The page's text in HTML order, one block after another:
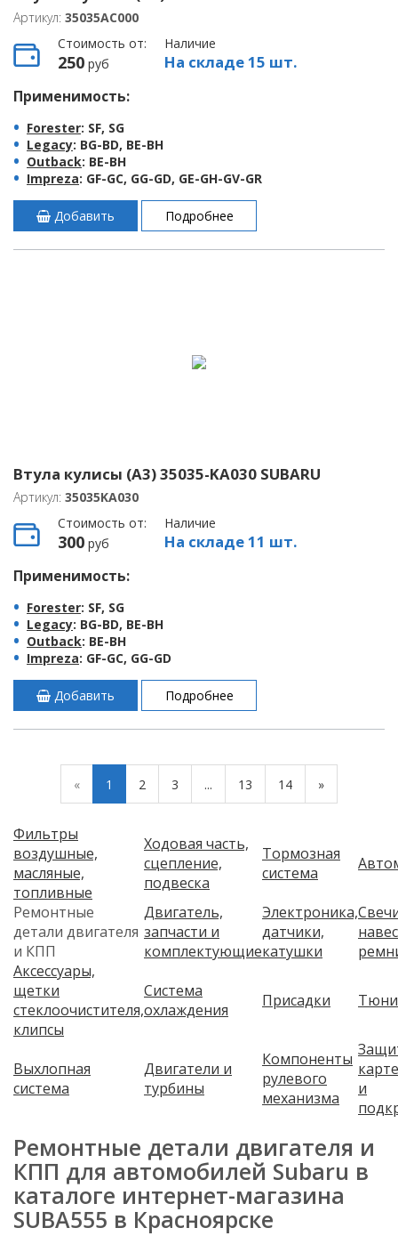
Артикул: 35035AC000
Стоимость от:
250 руб
Наличие
На складе 15 шт.
Применимость:
Forester: SF, SG
Legacy: BG-BD, BE-BH
Outback: BE-BH
Impreza: GF-GC, GG-GD, GE-GH-GV-GR
Добавить Подробнее
Втула кулисы (A3) 35035-KA030 SUBARU
Артикул: 35035KA030
Стоимость от:
300 руб
Наличие
На складе 11 шт.
Применимость:
Forester: SF, SG
Legacy: BG-BD, BE-BH
Outback: BE-BH
Impreza: GF-GC, GG-GD
Добавить Подробнее
« 1 2 3 ... 13 14 »
Фильтры
воздушные,
масляные,
топливные
Ходовая часть,
сцепление,
подвеска
Тормозная
система
Ремонтные
детали двигателя
и КПП
Двигатель,
запчасти и
комплектующие
Электроника,
датчики,
катушки
Аксессуары,
щетки
стеклоочистителя,
клипсы
Система
охлаждения
Присадки
Выхлопная
система
Двигатели и
турбины
Компоненты
рулевого
механизма
и
Ремонтные детали двигателя и
КПП для автомобилей Subaru в
каталоге интернет-магазина
SUBA555 в Красноярске